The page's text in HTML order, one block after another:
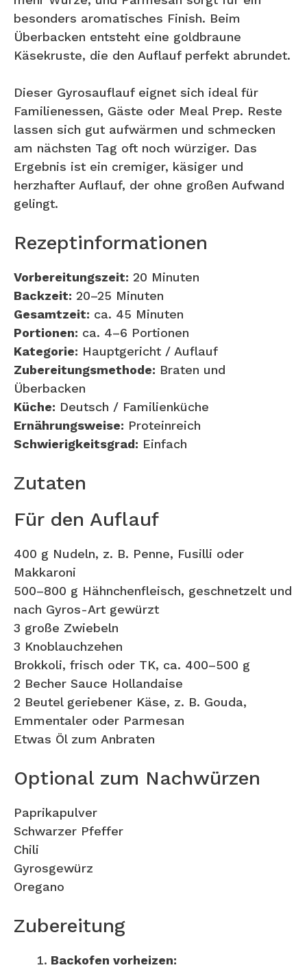
besonders aromatisches Finish. Beim
Überbacken entsteht eine goldbraune
Käsekruste, die den Auflauf perfekt abrundet.
Dieser Gyrosauflauf eignet sich ideal für
Familienessen, Gäste oder Meal Prep. Reste
lassen sich gut aufwärmen und schmecken
am nächsten Tag oft noch würziger. Das
Ergebnis ist ein cremiger, käsiger und
herzhafter Auflauf, der ohne großen Aufwand
gelingt.
Rezeptinformationen
Vorbereitungszeit: 20 Minuten
Backzeit: 20–25 Minuten
Gesamtzeit: ca. 45 Minuten
Portionen: ca. 4–6 Portionen
Kategorie: Hauptgericht / Auflauf
Zubereitungsmethode: Braten und
Überbacken
Küche: Deutsch / Familienküche
Ernährungsweise: Proteinreich
Schwierigkeitsgrad: Einfach
Zutaten
Für den Auflauf
400 g Nudeln, z. B. Penne, Fusilli oder
Makkaroni
500–800 g Hähnchenfleisch, geschnetzelt und
nach Gyros-Art gewürzt
3 große Zwiebeln
3 Knoblauchzehen
Brokkoli, frisch oder TK, ca. 400–500 g
2 Becher Sauce Hollandaise
2 Beutel geriebener Käse, z. B. Gouda,
Emmentaler oder Parmesan
Etwas Öl zum Anbraten
Optional zum Nachwürzen
Paprikapulver
Schwarzer Pfeffer
Chili
Gyrosgewürz
Oregano
Zubereitung
Backofen vorheizen: